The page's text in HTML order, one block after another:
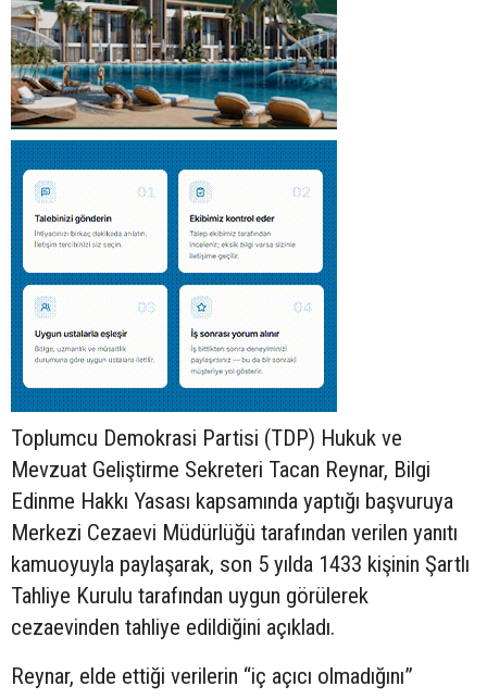
Toplumcu Demokrasi Partisi (TDP) Hukuk ve
Mevzuat Geliştirme Sekreteri Tacan Reynar, Bilgi
Edinme Hakkı Yasası kapsamında yaptığı başvuruya
Merkezi Cezaevi Müdürlüğü tarafından verilen yanıtı
kamuoyuyla paylaşarak, son 5 yılda 1433 kişinin Şartlı
Tahliye Kurulu tarafından uygun görülerek
cezaevinden tahliye edildiğini açıkladı.
Reynar, elde ettiği verilerin “iç açıcı olmadığını”